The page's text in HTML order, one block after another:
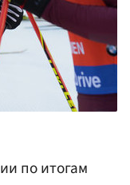
по итогам